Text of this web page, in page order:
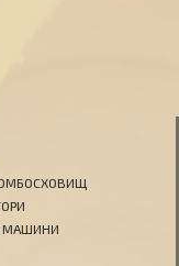
МАШИНИ